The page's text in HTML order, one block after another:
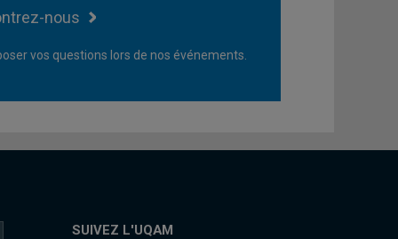
nous
vos questions lors de nos événements.
SUIVEZ L'UQAM